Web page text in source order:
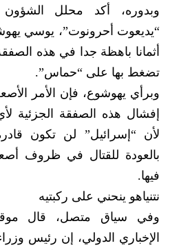
وبدوره، أكد محلل
“يديعوت أحرونوت”، يوسي
أثمانا باهظة جدا في هذه
تضغط بها على “حماس”.
وبرأي يهوشوع، فإن الأمر
إفشال هذه الصفقة الجزئية
لأن “إسرائيل” لن تكون
بالعودة للقتال في ظروف
فيها.
نتنياهو ينحني على ركبتيه
وفي سياق متصل، قال
الإخباري الدولي، إن رئيس